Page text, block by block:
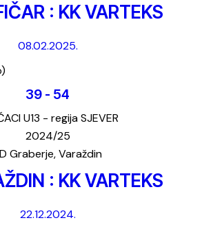
: KK VARTEKS
08.02.2025.
39 - 54
U13 - regija SJEVER
2024/25
Graberje, Varaždin
: KK VARTEKS
22.12.2024.